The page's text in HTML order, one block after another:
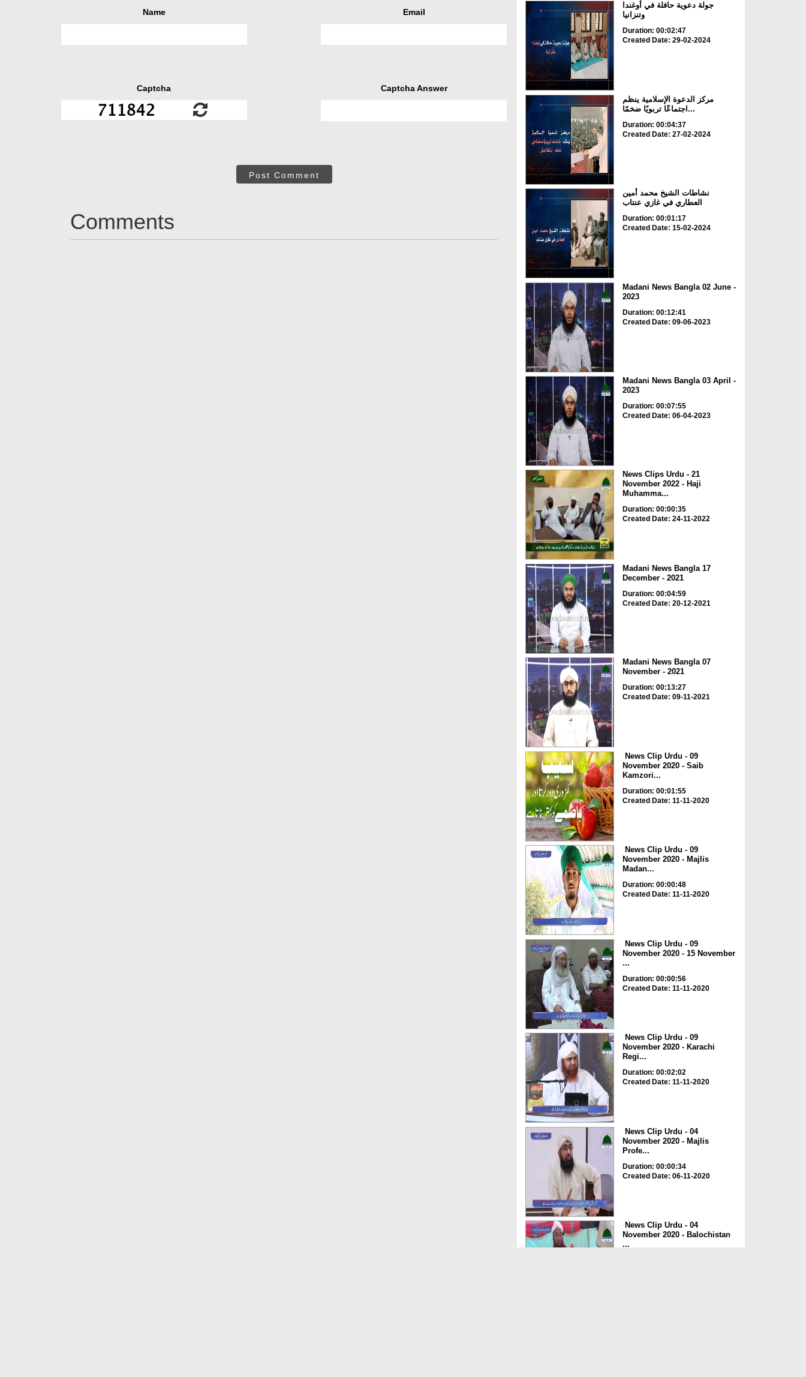
Name Email
Captcha Captcha Answer
Post Comment
Comments
جولة دعوية حافلة في أوغندا
وتنزانيا
Duration: 00:02:47
Created Date: 29-02-2024
مركز الدعوة الإسلامية ينظم
اجتماعًا تربويًا ضخمًا...
Duration: 00:04:37
Created Date: 27-02-2024
نشاطات الشيخ محمد أمين
العطاري في غازي عنتاب
Duration: 00:01:17
Created Date: 15-02-2024
Madani News Bangla 02 June -
2023
Duration: 00:12:41
Created Date: 09-06-2023
Madani News Bangla 03 April -
2023
Duration: 00:07:55
Created Date: 06-04-2023
News Clips Urdu - 21
November 2022 - Haji
Muhamma...
Duration: 00:00:35
Created Date: 24-11-2022
Madani News Bangla 17
December - 2021
Duration: 00:04:59
Created Date: 20-12-2021
Madani News Bangla 07
November - 2021
Duration: 00:13:27
Created Date: 09-11-2021
News Clip Urdu - 09
November 2020 - Saib
Kamzori...
Duration: 00:01:55
Created Date: 11-11-2020
News Clip Urdu - 09
November 2020 - Majlis
Madan...
Duration: 00:00:48
Created Date: 11-11-2020
News Clip Urdu - 09
November 2020 - 15 November
...
Duration: 00:00:56
Created Date: 11-11-2020
News Clip Urdu - 09
November 2020 - Karachi
Regi...
Duration: 00:02:02
Created Date: 11-11-2020
News Clip Urdu - 04
November 2020 - Majlis
Profe...
Duration: 00:00:34
Created Date: 06-11-2020
News Clip Urdu - 04
November 2020 - Balochistan
...